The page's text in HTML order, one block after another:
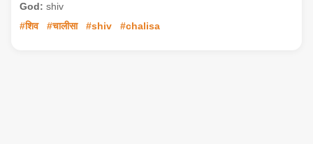
God: shiv
#शिव
#चालीसा #shiv #chalisa